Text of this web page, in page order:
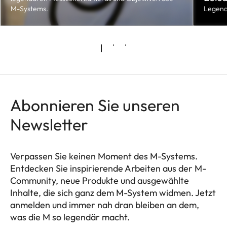
M-Systems.
Abonnieren Sie unseren
Newsletter
Verpassen Sie keinen Moment des M-Systems.
Entdecken Sie inspirierende Arbeiten aus der M-
Community, neue Produkte und ausgewählte
Inhalte, die sich ganz dem M-System widmen. Jetzt
anmelden und immer nah dran bleiben an dem,
was die M so legendär macht.